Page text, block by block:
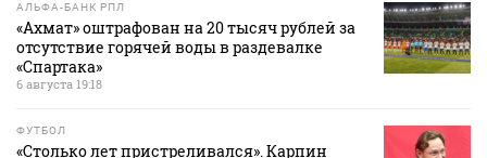
АЛЬФА-БАНК РПЛ
«Ахмат» оштрафован на 20 тысяч рублей за
отсутствие горячей воды в раздевалке
«Спартака»
6 августа 19:18
ФУТБОЛ
«Столько лет пристреливался». Карпин